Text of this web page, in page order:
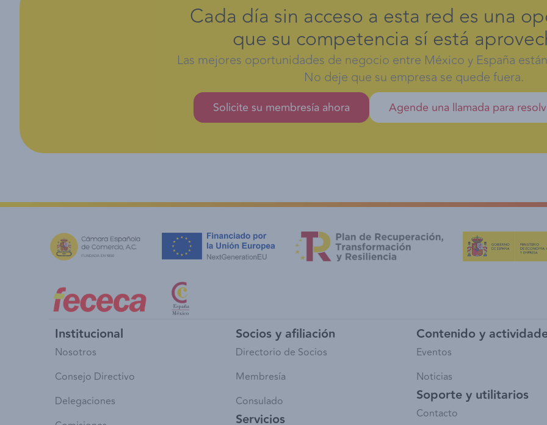
Cada día sin acceso a esta red es una
que su competencia sí está
Las mejores oportunidades de negocio entre México y España
No deje que su empresa se quede fuera.
Solicite su membresía ahora Agende una llamada para
Institucional
Nosotros
Consejo Directivo
Delegaciones
Socios y afiliación
Directorio de Socios
Membresía
Consulado
Servicios
Contenido y
Eventos
Noticias
Soporte y utilitarios
Contacto